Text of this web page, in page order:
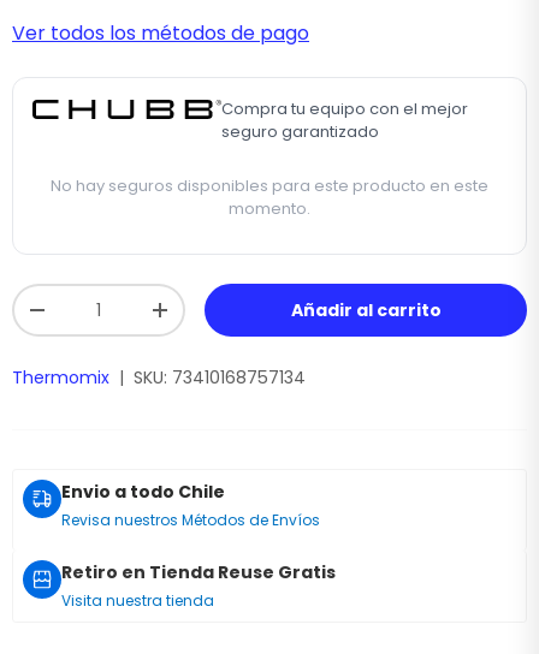
Ver todos los métodos de pago
Compra tu equipo con el mejor
seguro garantizado
No hay seguros disponibles para este producto en este
momento.
Cant.
-
+ Añadir al carrito
Thermomix | SKU: 73410168757134
Envio a todo Chile
Revisa nuestros Métodos de Envíos
Retiro en Tienda Reuse Gratis
Visita nuestra tienda